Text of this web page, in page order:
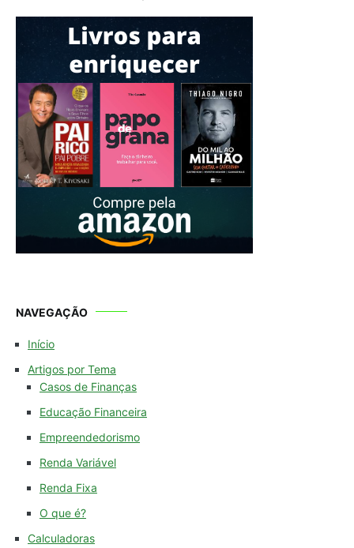
NAVEGAÇÃO
Início
Artigos por Tema
Casos de Finanças
Educação Financeira
Empreendedorismo
Renda Variável
Renda Fixa
O que é?
Calculadoras